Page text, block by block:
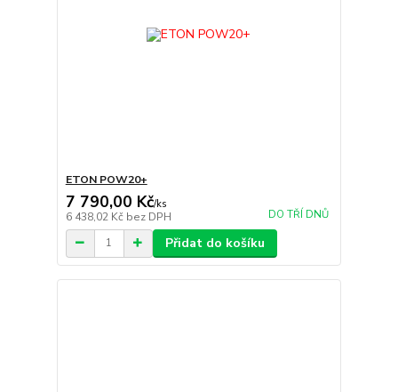
ETON POW20+
7 790,00 Kč/ks
6 438,02 Kč bez DPH DO TŘÍ DNŮ
Přidat do košíku